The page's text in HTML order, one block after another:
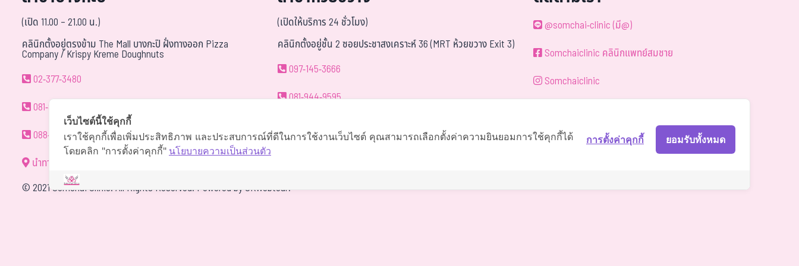
(เปิด 11.00 – 21.00 น.)
คลินิกตั้งอยู่ตรงข้าม The Mall บางกะปิ ฝั่งทางออก Pizza
Company / Krispy Kreme Doughnuts
02-377-3480
081-940-9595
088-088-0294
นำทาง
(เปิดให้บริการ 24 ชั่วโมง)
คลินิกตั้งอยู่ชั้น 2 ซอยประชาสงเคราะห์ 36 (MRT ห้วยขวาง Exit 3)
097-145-3666
081-944-9595
@somchai-clinic (มี@)
Somchaiclinic คลินิกแพทย์สมชาย
Somchaiclinic
Somchai Clinic
©2021 Somchai Clinic. All Rights Reserved. Powered by OKWebtour.
เว็บไซต์นี้ใช้คุกกี้
เราใช้คุกกี้เพื่อเพิ่มประสิทธิภาพ และประสบการณ์ที่ดีในการใช้งานเว็บไซต์ คุณสามารถเลือกตั้งค่าความยินยอมการใช้คุกกี้ได้
โดยคลิก "การตั้งค่าคุกกี้" นโยบายความเป็นส่วนตัว
ยอมรับทั้งหมด
การตั้งค่าคุกกี้